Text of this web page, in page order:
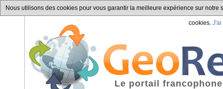
Nous utilisons des cookies pour vous garantir la meilleure expérience sur
cookies. J'ai
Le portail